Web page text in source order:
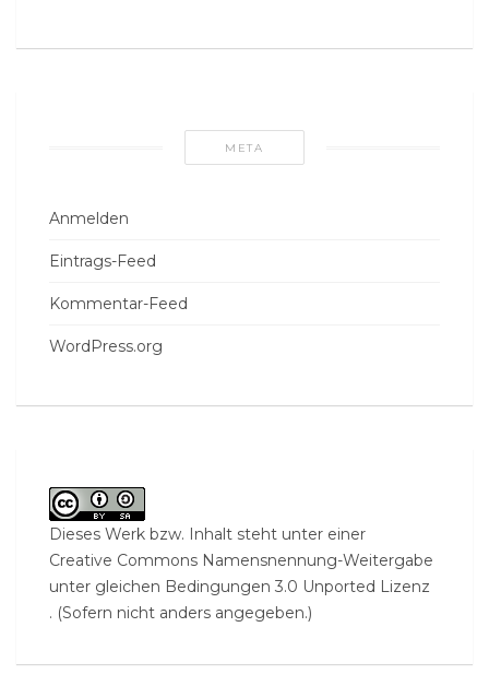
META
Anmelden
Eintrags-Feed
Kommentar-Feed
WordPress.org
Dieses Werk bzw. Inhalt steht unter einer
Creative Commons Namensnennung-Weitergabe
unter gleichen Bedingungen 3.0 Unported Lizenz
. (Sofern nicht anders angegeben.)